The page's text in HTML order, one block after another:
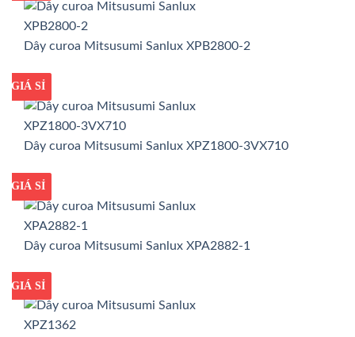
Dây curoa Mitsusumi Sanlux XPB2800-2
GIÁ TỐT
GIÁ SỈ
Dây curoa Mitsusumi Sanlux XPZ1800-3VX710
GIÁ TỐT
GIÁ SỈ
Dây curoa Mitsusumi Sanlux XPA2882-1
GIÁ TỐT
GIÁ SỈ